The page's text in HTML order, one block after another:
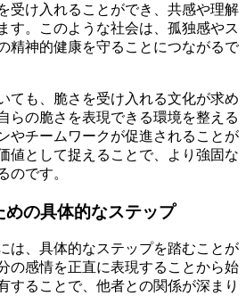
受け入れることができ、共感や理解
す。このような社会は、孤独感やス
精神的健康を守ることにつながるで
ても、脆さを受け入れる文化が求め
らの脆さを表現できる環境を整える
やチームワークが促進されることが
値として捉えることで、より強固な
のです。
めの具体的なステップ
は、具体的なステップを踏むことが
の感情を正直に表現することから始
することで、他者との関係が深まり